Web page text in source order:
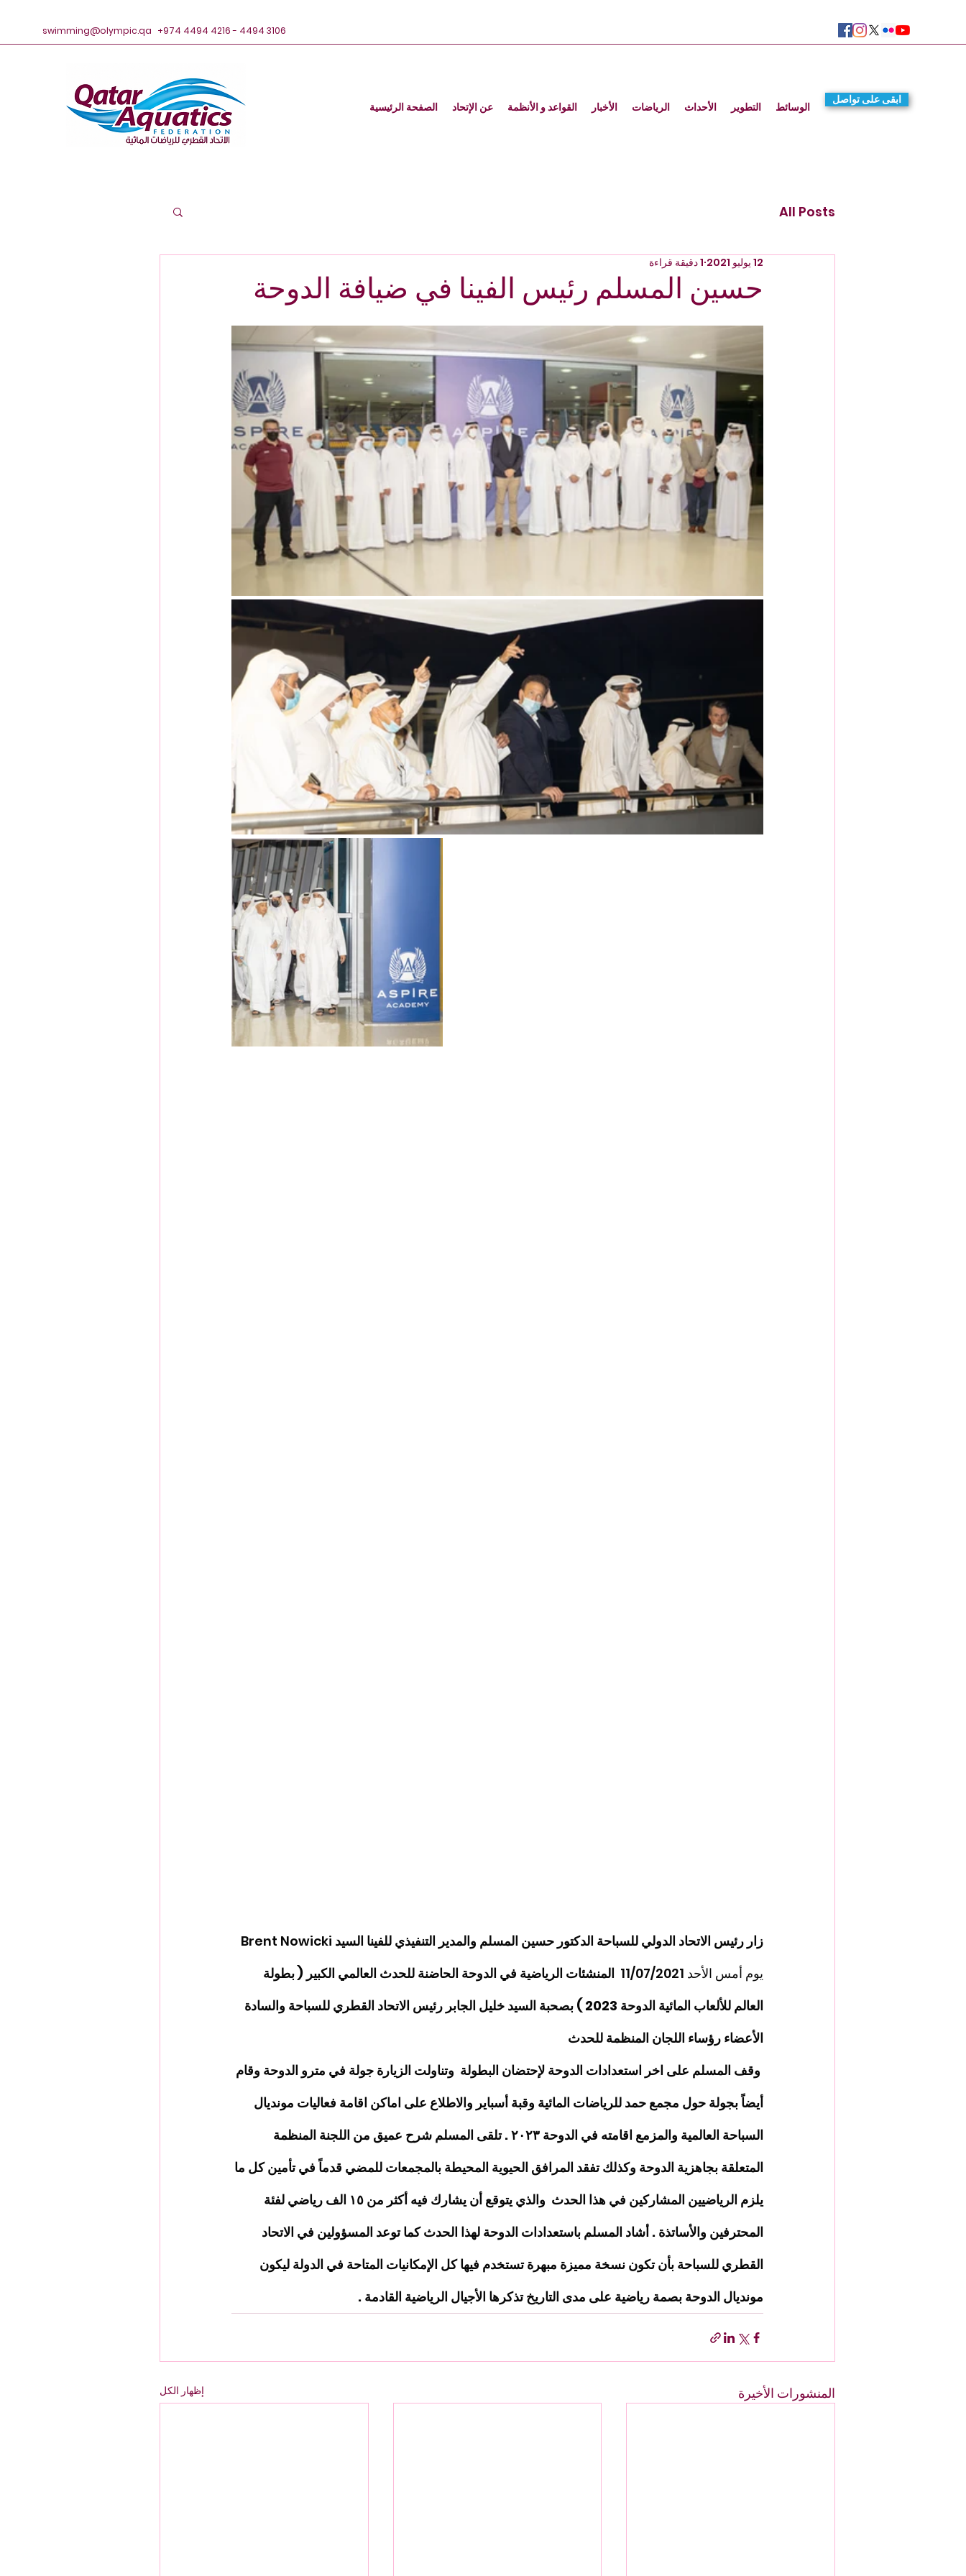
swimming@olympic.qa +974 4494 4216 - 4494 3106
الصفحة الرئيسية عن الإتحاد القواعد و الأنظمة الأخبار الرياضات الأحداث التطوير الوسائط
ابقى على تواصل
All Posts
حسين المسلم رئيس الفينا في ضيافة الدوحة
12 يوليو 2021 1 دقيقة قراءة
زار رئيس الاتحاد الدولي للسباحة الدكتور حسين المسلم والمدير التنفيذي للفينا السيد
يوم أمس الأحد 11/07/2021
المنشئات الرياضية في الدوحة الحاضنة للحدث العالمي الكبير ( بطولة
العالم للألعاب المائية الدوحة 2023 ) بصحبة السيد خليل الجابر رئيس الاتحاد القطري للسباحة والسادة
الأعضاء رؤساء اللجان المنظمة للحدث
وقف المسلم على اخر استعدادات الدوحة لإحتضان البطولة  وتناولت الزيارة جولة في مترو الدوحة وقام
أيضاً بجولة حول مجمع حمد للرياضات المائية وقبة أسباير والاطلاع على اماكن اقامة فعاليات مونديال
السباحة العالمية والمزمع اقامته في الدوحة ٢٠٢٣ . تلقى المسلم شرح عميق من اللجنة المنظمة
المتعلقة بجاهزية الدوحة وكذلك تفقد المرافق الحيوية المحيطة بالمجمعات للمضي قدماً في تأمين كل ما
يلزم الرياضيين المشاركين في هذا الحدث  والذي يتوقع أن يشارك فيه أكثر من ١٥ الف رياضي لفئة
المحترفين والأساتذة . أشاد المسلم باستعدادات الدوحة لهذا الحدث كما توعد المسؤولين في الاتحاد
القطري للسباحة بأن تكون نسخة مميزة مبهرة تستخدم فيها كل الإمكانيات المتاحة في الدولة ليكون
مونديال الدوحة بصمة رياضية على مدى التاريخ تذكرها الأجيال الرياضية القادمة .
المنشورات الأخيرة إظهار الكل